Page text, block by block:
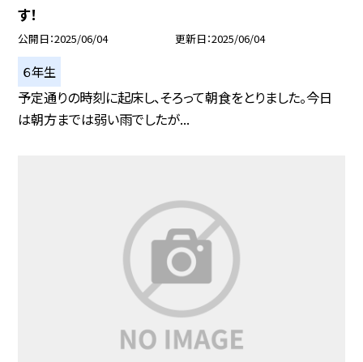
す！
公開日 2025/06/04 更新日 2025/06/04
６年生
予定通りの時刻に起床し、そろって朝食をとりました。今日
は朝方までは弱い雨でしたが...